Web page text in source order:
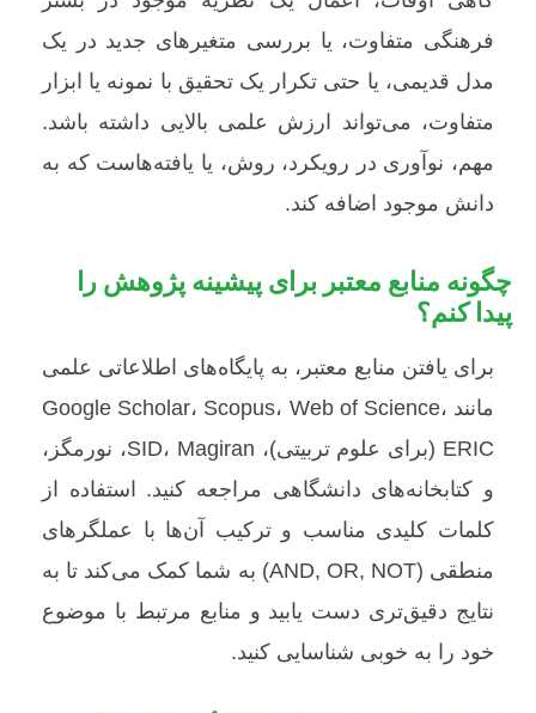
فرهنگی متفاوت، یا بررسی متغیرهای جدید در یک
مدل قدیمی، یا حتی تکرار یک تحقیق با نمونه یا ابزار
متفاوت، می‌تواند ارزش علمی بالایی داشته باشد.
مهم، نوآوری در رویکرد، روش، یا یافته‌هاست که به
دانش موجود اضافه کند.
چگونه منابع معتبر برای پیشینه پژوهش را
پیدا کنم؟
برای یافتن منابع معتبر، به پایگاه‌های اطلاعاتی علمی
مانند Google Scholar، Scopus، Web of Science،
ERIC (برای علوم تربیتی)، SID، Magiran، نورمگز،
و کتابخانه‌های دانشگاهی مراجعه کنید. استفاده از
کلمات کلیدی مناسب و ترکیب آن‌ها با عملگرهای
منطقی (AND, OR, NOT) به شما کمک می‌کند تا به
نتایج دقیق‌تری دست یابید و منابع مرتبط با موضوع
خود را به خوبی شناسایی کنید.